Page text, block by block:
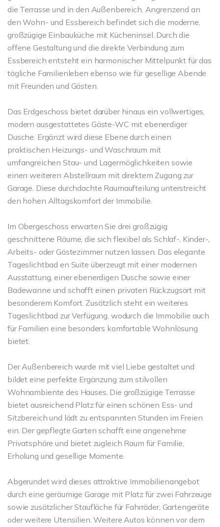
die Terrasse und in den Außenbereich. Angrenzend an
den Wohn- und Essbereich befindet sich die moderne,
großzügige Einbauküche mit Kücheninsel. Durch die
offene Gestaltung und die direkte Verbindung zum
Essbereich entsteht ein harmonischer Mittelpunkt für das
tägliche Familienleben ebenso wie für gesellige Abende
mit Freunden und Gästen.
Das Erdgeschoss bietet darüber hinaus ein vollwertiges,
modern ausgestattetes Gäste-WC mit ebenerdiger
Dusche. Ergänzt wird diese Ebene durch einen
praktischen Heizungs- und Waschraum mit
umfangreichen Stau- und Lagermöglichkeiten sowie
einen weiteren Abstellraum mit direktem Zugang zur
Garage. Diese durchdachte Raumaufteilung unterstreicht
den hohen Alltagskomfort der Immobilie.
Im Obergeschoss erwarten Sie drei großzügig
geschnittene Räume, die sich flexibel als Schlaf-, Kinder-,
Arbeits- oder Gästezimmer nutzen lassen. Das elegante
Tageslichtbad en Suite überzeugt mit einer modernen
Ausstattung, einer ebenerdigen Dusche sowie einer
Badewanne und schafft einen privaten Rückzugsort mit
besonderem Komfort. Zusätzlich steht ein weiteres
Tageslichtbad zur Verfügung, wodurch die Immobilie auch
für Familien eine besonders komfortable Wohnlösung
bietet.
Der Außenbereich wurde mit viel Liebe gestaltet und
bildet eine perfekte Ergänzung zum stilvollen
Wohnambiente des Hauses. Die großzügige Terrasse
bietet ausreichend Platz für einen schönen Ess- und
Sitzbereich und lädt zu entspannten Stunden im Freien
ein. Der gepflegte Garten schafft eine angenehme
Privatsphäre und bietet zugleich Raum für Familie,
Erholung und gesellige Momente.
Abgerundet wird dieses attraktive Immobilienangebot
durch eine geräumige Garage mit Platz für zwei Fahrzeuge
sowie zusätzlicher Staufläche für Fahrräder, Gartengeräte
oder weitere Utensilien. Weitere Autos können vor dem